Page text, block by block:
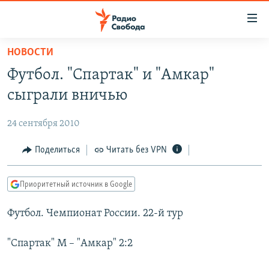
упрощенного
доступа
основному
Вернутся
главной
навигации
Вернутся
поиску
ПРОГРАММЫ
ПОДКАСТЫ
АВТОРСКИЕ ПРОЕКТЫ
ЦИТАТЫ СВОБОДЫ
МНЕНИЯ
IDEL.РЕАЛИИ
КАВКАЗ.РЕАЛИИ
СЕВЕР.РЕАЛИИ
НОВОСТИ
Футбол. "Спартак" и "Амкар"
сыграли вничью
24 сентября 2010
Поделиться Читать без VPN
Приоритетный источник в Google
Футбол. Чемпионат России. 22-й тур
"Спартак" М – "Амкар" 2:2